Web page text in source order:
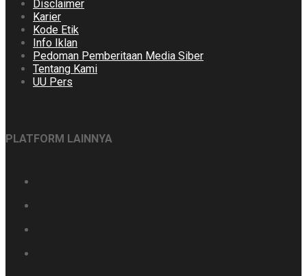
Disclaimer
Karier
Kode Etik
Info Iklan
Pedoman Pemberitaan Media Siber
Tentang Kami
UU Pers
PLATFORM LAINNYA